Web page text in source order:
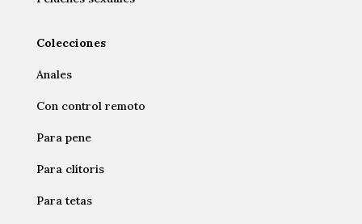
Colecciones
Anales
Con control remoto
Para pene
Para clítoris
Para tetas